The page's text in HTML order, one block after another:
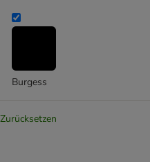
Burgess
Zurücksetzen